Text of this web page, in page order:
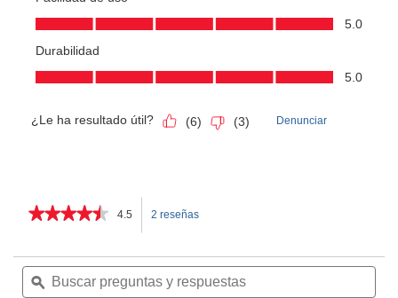
★★★★★
★★★★★
5
Leer
4.5 2 reseñas
le
Buscar
preguntas
ϙ